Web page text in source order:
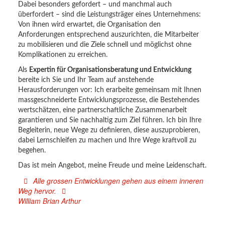
Dabei besonders gefordert – und manchmal auch
überfordert – sind die Leistungsträger eines Unternehmens:
Von ihnen wird erwartet, die Organisation den
Anforderungen entsprechend auszurichten, die Mitarbeiter
zu mobilisieren und die Ziele schnell und möglichst ohne
Komplikationen zu erreichen.
Als Expertin für Organisationsberatung und Entwicklung
bereite ich Sie und Ihr Team auf anstehende
Herausforderungen vor: Ich erarbeite gemeinsam mit Ihnen
massgeschneiderte Entwicklungsprozesse, die Bestehendes
wertschätzen, eine partnerschaftliche Zusammenarbeit
garantieren und Sie nachhaltig zum Ziel führen. Ich bin Ihre
Begleiterin, neue Wege zu definieren, diese auszuprobieren,
dabei Lernschleifen zu machen und Ihre Wege kraftvoll zu
begehen.
Das ist mein Angebot, meine Freude und meine Leidenschaft.
Alle grossen Entwicklungen gehen aus einem inneren
Weg hervor.
William Brian Arthur